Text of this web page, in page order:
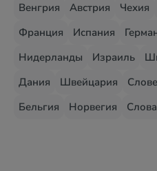
Венгрия Австрия Чехия
Франция
Испания
Нидерланды
Израиль
Дания
Швейцария
Бельгия
Норвегия